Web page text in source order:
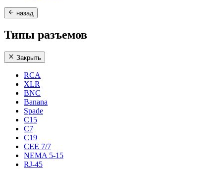
назад
Типы разъемов
Закрыть
RCA
XLR
BNC
Banana
Spade
C15
С7
C19
CEE 7/7
NEMA 5-15
RJ-45